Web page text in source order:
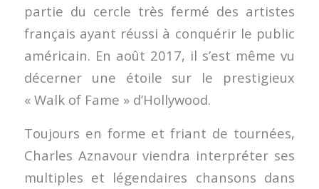
partie du cercle très fermé des artistes
français ayant réussi à conquérir le public
américain. En août 2017, il s’est même vu
décerner une étoile sur le prestigieux
« Walk of Fame » d’Hollywood.
Toujours en forme et friant de tournées,
Charles Aznavour viendra interpréter ses
multiples et légendaires chansons dans